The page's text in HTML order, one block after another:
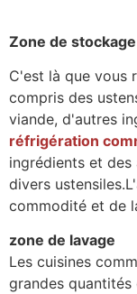
Zone de stockage
C'est là que vous
compris des
viande, d'autres
réfrigération
ingrédients et
divers
commodité et de
zone de lavage
Les cuisines
grandes